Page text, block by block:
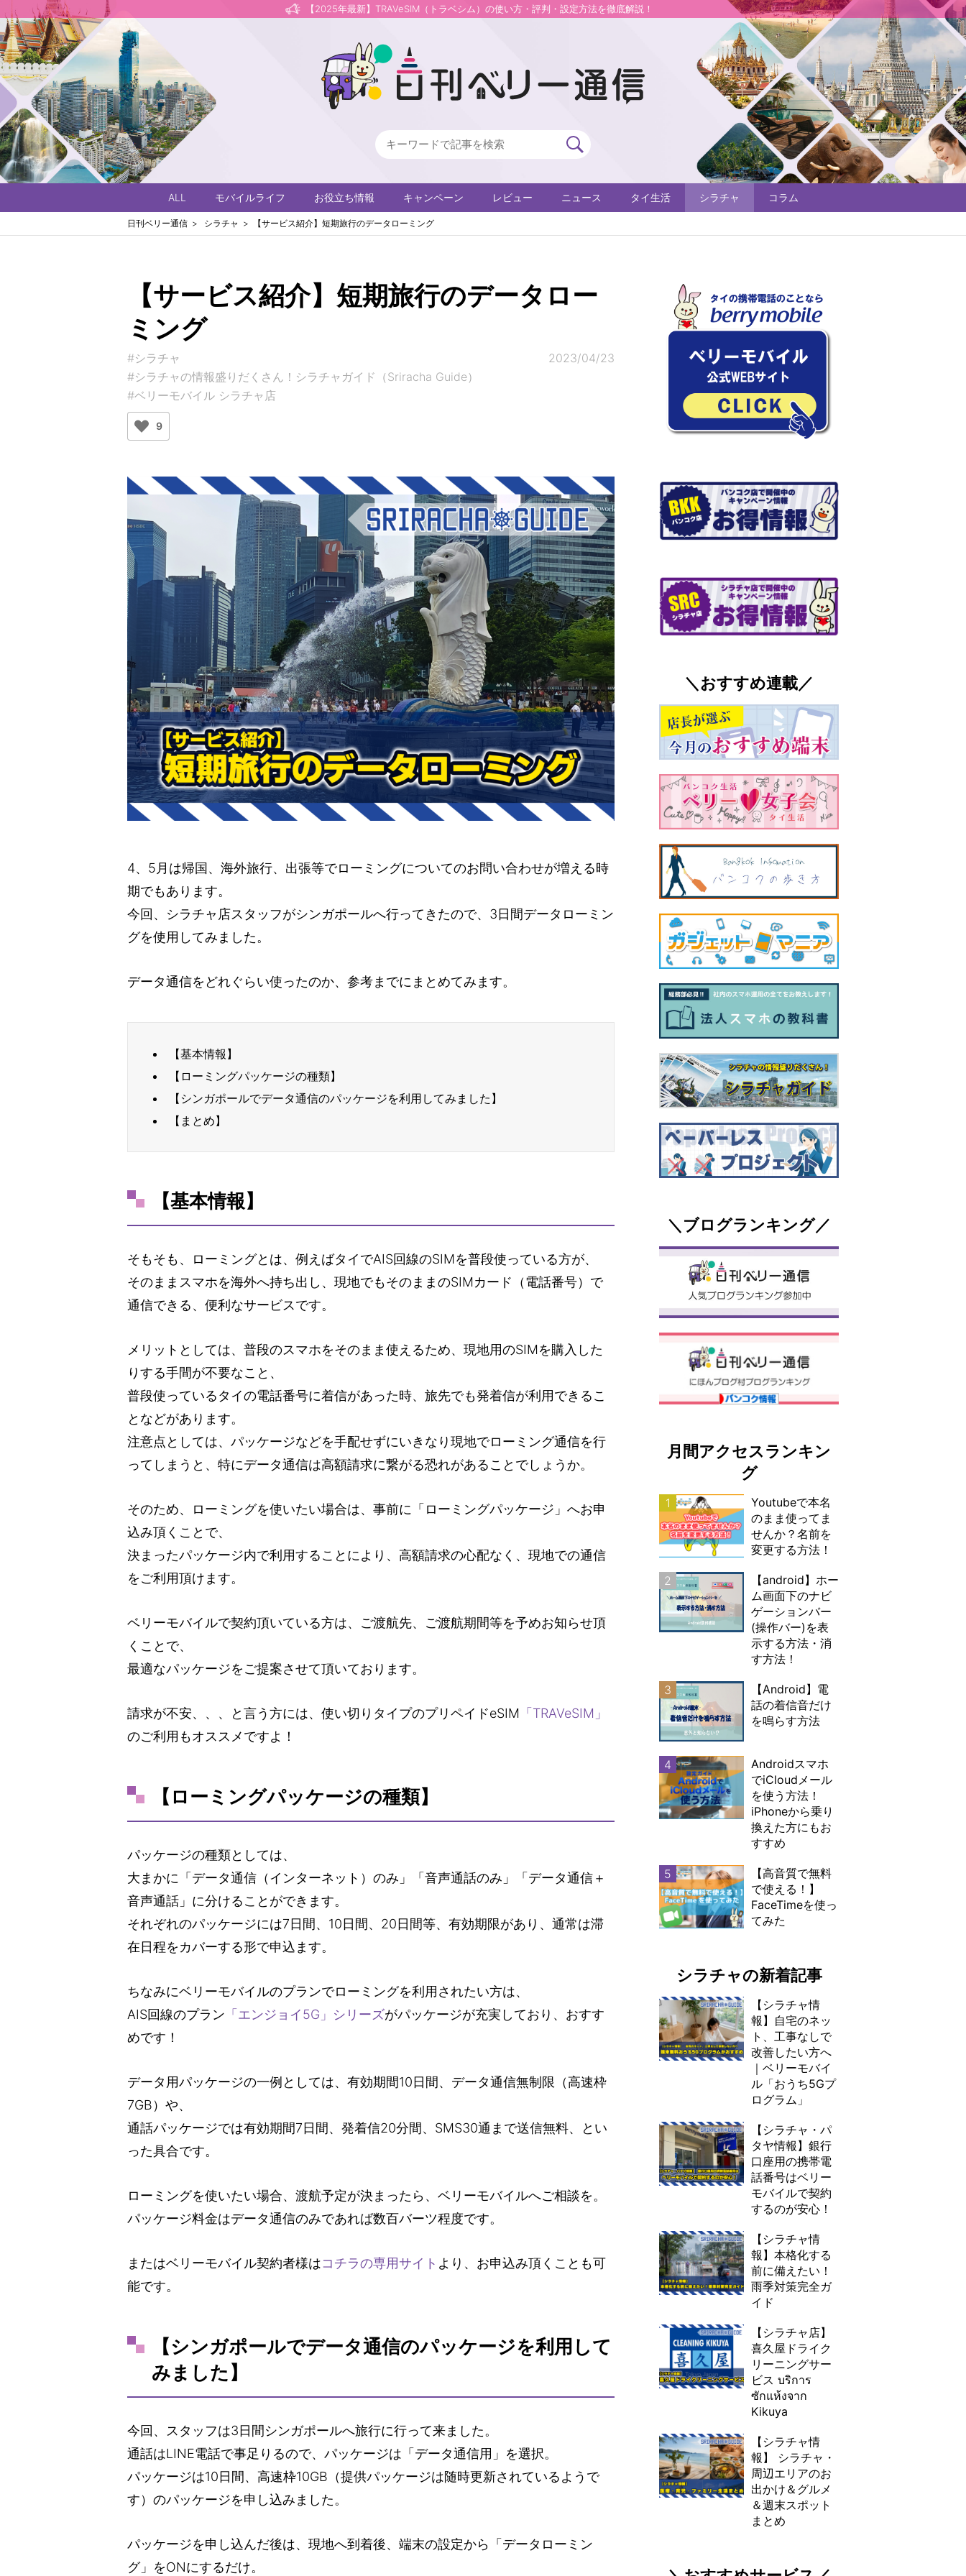
【2025年最新】TRAVeSIM（トラベシム）の使い方・評判・設定方法を徹底解説！
ALL モバイルライフ お役立ち情報 キャンペーン レビュー ニュース タイ生活 シラチャ コラム
日刊ベリー通信 シラチャ 【サービス紹介】短期旅行のデータローミング
【サービス紹介】短期旅行のデータロー
ミング
#シラチャ
#シラチャの情報盛りだくさん！シラチャガイド（Sriracha Guide）
#ベリーモバイル シラチャ店
2023/04/23
9
4、5月は帰国、海外旅行、出張等でローミングについてのお問い合わせが増える時
期でもあります。
今回、シラチャ店スタッフがシンガポールへ行ってきたので、3日間データローミン
グを使用してみました。
データ通信をどれぐらい使ったのか、参考までにまとめてみます。
【基本情報】
【ローミングパッケージの種類】
【シンガポールでデータ通信のパッケージを利用してみました】
【まとめ】
【基本情報】
そもそも、ローミングとは、例えばタイでAIS回線のSIMを普段使っている方が、
そのままスマホを海外へ持ち出し、現地でもそのままのSIMカード（電話番号）で
通信できる、便利なサービスです。
メリットとしては、普段のスマホをそのまま使えるため、現地用のSIMを購入した
りする手間が不要なこと、
普段使っているタイの電話番号に着信があった時、旅先でも発着信が利用できるこ
となどがあります。
注意点としては、パッケージなどを手配せずにいきなり現地でローミング通信を行
ってしまうと、特にデータ通信は高額請求に繋がる恐れがあることでしょうか。
そのため、ローミングを使いたい場合は、事前に「ローミングパッケージ」へお申
込み頂くことで、
決まったパッケージ内で利用することにより、高額請求の心配なく、現地での通信
をご利用頂けます。
ベリーモバイルで契約頂いている方は、ご渡航先、ご渡航期間等を予めお知らせ頂
くことで、
最適なパッケージをご提案させて頂いております。
請求が不安、、、と言う方には、使い切りタイプのプリペイドeSIM 「TRAVeSIM」
のご利用もオススメですよ！
【ローミングパッケージの種類】
パッケージの種類としては、
大まかに「データ通信（インターネット）のみ」「音声通話のみ」「データ通信＋
音声通話」に分けることができます。
それぞれのパッケージには7日間、10日間、20日間等、有効期限があり、通常は滞
在日程をカバーする形で申込ます。
ちなみにベリーモバイルのプランでローミングを利用されたい方は、
AIS回線のプラン 「エンジョイ5G」シリーズがパッケージが充実しており、おすす
めです！
データ用パッケージの一例としては、有効期間10日間、データ通信無制限（高速枠
7GB）や、
通話パッケージでは有効期間7日間、発着信20分間、SMS30通まで送信無料、とい
った具合です。
ローミングを使いたい場合、渡航予定が決まったら、ベリーモバイルへご相談を。
パッケージ料金はデータ通信のみであれば数百バーツ程度です。
またはベリーモバイル契約者様はコチラの専用サイト より、お申込み頂くことも可
能です。
【シンガポールでデータ通信のパッケージを利用して
みました】
今回、スタッフは3日間シンガポールへ旅行に行って来ました。
通話はLINE電話で事足りるので、パッケージは「データ通信用」を選択。
パッケージは10日間、高速枠10GB（提供パッケージは随時更新されているようで
す）のパッケージを申し込みました。
パッケージを申し込んだ後は、現地へ到着後、端末の設定から「データローミン
グ」をONにするだけ。
＼おすすめ連載／
＼ブログランキング／
月間アクセスランキン
グ
1
Youtubeで本名
のまま使ってま
せんか？名前を
変更する方法！
2
【android】ホー
ム画面下のナビ
ゲーションバー
(操作バー)を表
示する方法・消
す方法！
3
【Android】電
話の着信音だけ
を鳴らす方法
4
Androidスマホ
でiCloudメール
を使う方法！
iPhoneから乗り
換えた方にもお
すすめ
5
【高音質で無料
で使える！】
FaceTimeを使っ
てみた
シラチャの新着記事
【シラチャ情
報】自宅のネッ
ト、工事なしで
改善したい方へ
｜ベリーモバイ
ル「おうち5Gプ
ログラム」
【シラチャ・パ
タヤ情報】銀行
口座用の携帯電
話番号はベリー
モバイルで契約
するのが安心！
【シラチャ情
報】本格化する
前に備えたい！
雨季対策完全ガ
イド
【シラチャ店】
喜久屋ドライク
リーニングサー
ビス บริการ
ซักแห้งจาก
Kikuya
【シラチャ情
報】 シラチャ・
周辺エリアのお
出かけ＆グルメ
＆週末スポット
まとめ